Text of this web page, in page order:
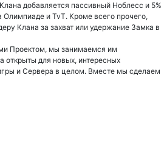
добавляется пассивный Ноблесс и 5%
и TvT. Кроме всего прочего,
Клана за захват или удержание Замка в
Проектом, мы занимаемся им
открыты для новых, интересных
и Сервера в целом. Вместе мы сделаем